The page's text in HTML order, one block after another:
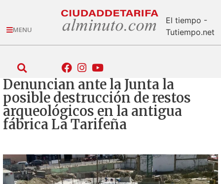
MENU
El tiempo -
Tutiempo.net
Denuncian ante la Junta la
posible destrucción de restos
arqueológicos en la antigua
fábrica La Tarifeña